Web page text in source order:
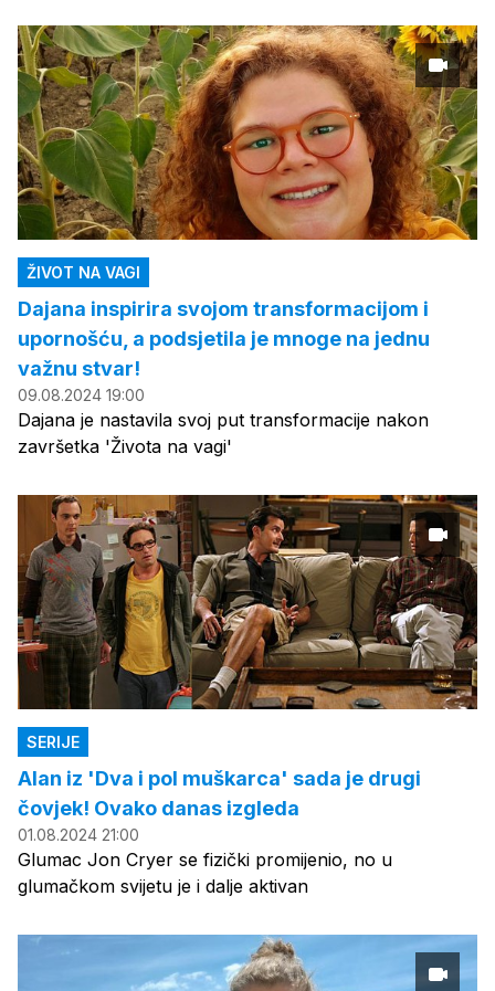
ŽIVOT NA VAGI
Dajana inspirira svojom transformacijom i
upornošću, a podsjetila je mnoge na jednu
važnu stvar!
09.08.2024 19:00
Dajana je nastavila svoj put transformacije nakon
završetka 'Života na vagi'
SERIJE
Alan iz 'Dva i pol muškarca' sada je drugi
čovjek! Ovako danas izgleda
01.08.2024 21:00
Glumac Jon Cryer se fizički promijenio, no u
glumačkom svijetu je i dalje aktivan